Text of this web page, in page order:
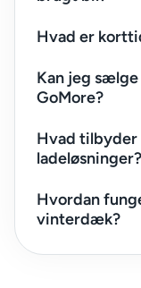
Hvad er
Kan jeg
GoMore?
Hvad tilbyder
ladeløsninger?
Hvordan
vinterdæk?